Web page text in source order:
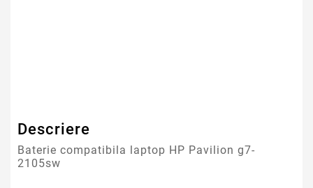
Descriere
Baterie compatibila laptop HP Pavilion g7-
2105sw